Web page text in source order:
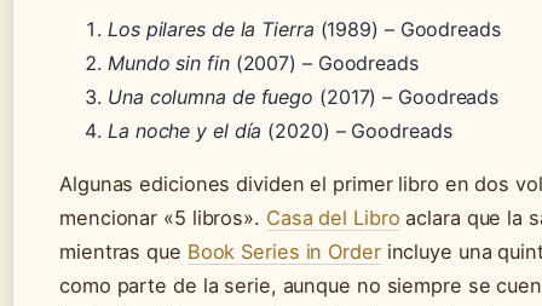
Los pilares de la Tierra (1989) – Goodreads
Mundo sin fin(2007) – Goodreads
Una columna de fuego (2017) – Goodreads
La noche y el día (2020) – Goodreads
Algunas ediciones dividen el primer libro en dos
mencionar «5 libros». Casa del Libro aclara que la
mientras que Book Series in Orderincluye una
como parte de la serie, aunque no siempre se